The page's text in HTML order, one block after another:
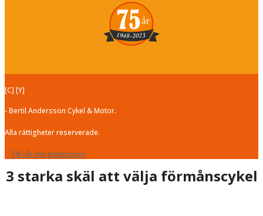
[C] [Y]
- Bertil Andersson Cykel & Motor.
Alla rättigheter reserverade.
Till vår integritetspoliy
3 starka skäl att välja förmånscykel